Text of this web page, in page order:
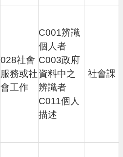
028社會
服務或社
會工作
C001辨識
個人者
C003政府
資料中之
辨識者
C011個人
描述
社會課